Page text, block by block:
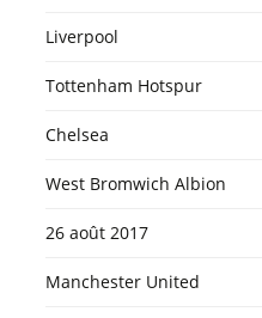
Liverpool
Tottenham Hotspur
Chelsea
West Bromwich Albion
26 août 2017
Manchester United